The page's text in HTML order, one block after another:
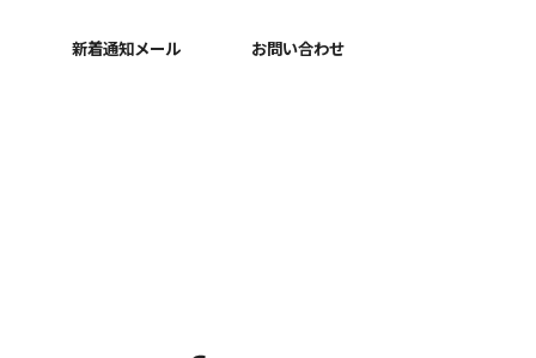
新着通知メール お問い合わせ